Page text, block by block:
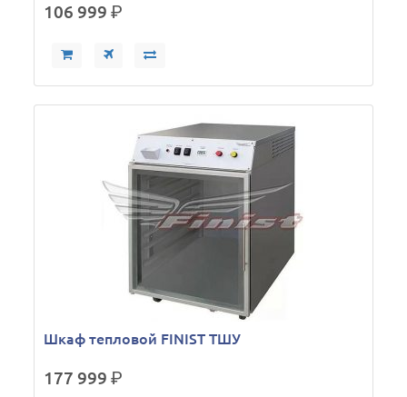
106 999р.
Шкаф тепловой FINIST ТШУ
177 999р.